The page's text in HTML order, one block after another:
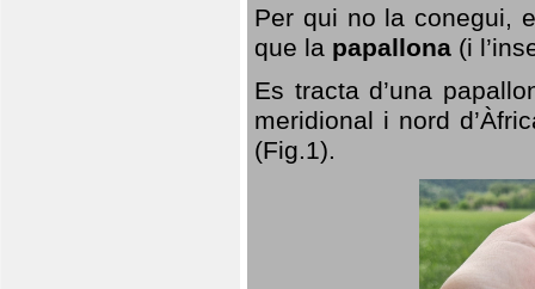
Per qui no la conegui,
que la papallona (i
Es tracta d’una
meridional i nord
(Fig.1).